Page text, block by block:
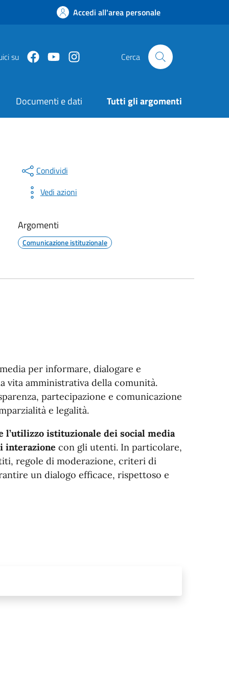
Accedi all'area personale
su FacebookYoutubeInstagram Cerca
Documenti e dati Tutti gli argomenti
Condividi
Vedi azioni
Argomenti
Comunicazione istituzionale
per informare, dialogare e
vita amministrativa della comunità.
partecipazione e comunicazione
e legalità.
l’utilizzo istituzionale dei social media
interazione con gli utenti. In particolare,
regole di moderazione, criteri di
un dialogo efficace, rispettoso e